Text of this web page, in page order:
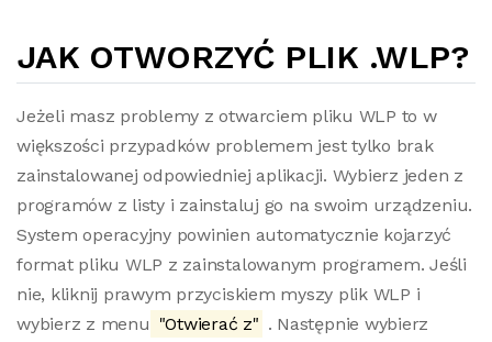
JAK OTWORZYĆ PLIK .WLP?
Jeżeli masz problemy z otwarciem pliku WLP to w
większości przypadków problemem jest tylko brak
zainstalowanej odpowiedniej aplikacji. Wybierz jeden z
programów z listy i zainstaluj go na swoim urządzeniu.
System operacyjny powinien automatycznie kojarzyć
format pliku WLP z zainstalowanym programem. Jeśli
nie, kliknij prawym przyciskiem myszy plik WLP i
wybierz z menu "Otwierać z" . Następnie wybierz